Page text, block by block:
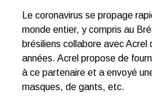
Le coronavirus se propage
monde entier, y compris au
brésiliens collabore avec Acrel
années. Acrel propose de
à ce partenaire et a envoyé
masques, de gants, etc.